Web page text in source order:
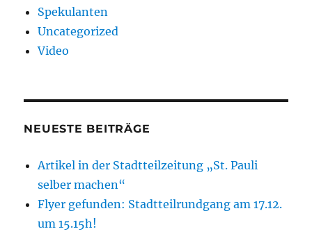
Spekulanten
Uncategorized
Video
NEUESTE BEITRÄGE
Artikel in der Stadtteilzeitung „St. Pauli
selber machen“
Flyer gefunden: Stadtteilrundgang am 17.12.
um 15.15h!